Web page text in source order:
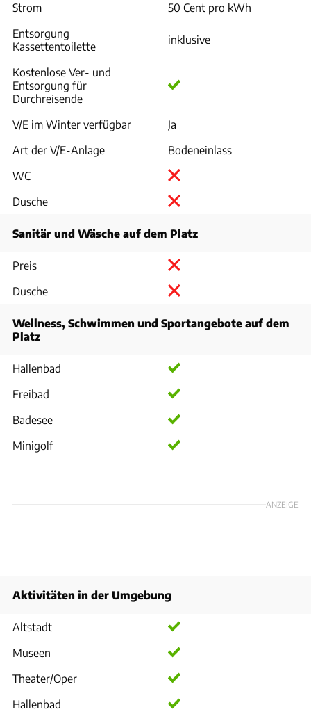
Strom
50 Cent pro kWh
Entsorgung
Kassettentoilette
inklusive
Kostenlose Ver- und
Entsorgung für
Durchreisende
V/E im Winter verfügbar
Ja
Art der V/E-Anlage
Bodeneinlass
WC
Dusche
Sanitär und Wäsche auf dem Platz
Preis
Dusche
Wellness, Schwimmen und Sportangebote auf dem
Platz
Hallenbad
Freibad
Badesee
Minigolf
ANZEIGE
Aktivitäten in der Umgebung
Altstadt
Museen
Theater/Oper
Hallenbad